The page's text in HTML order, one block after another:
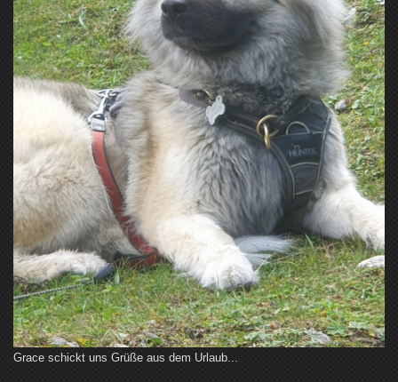
Grace schickt uns Grüße aus dem Urlaub...